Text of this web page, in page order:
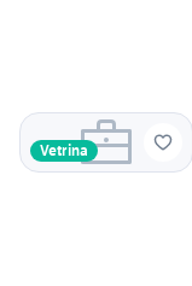
Vetrina